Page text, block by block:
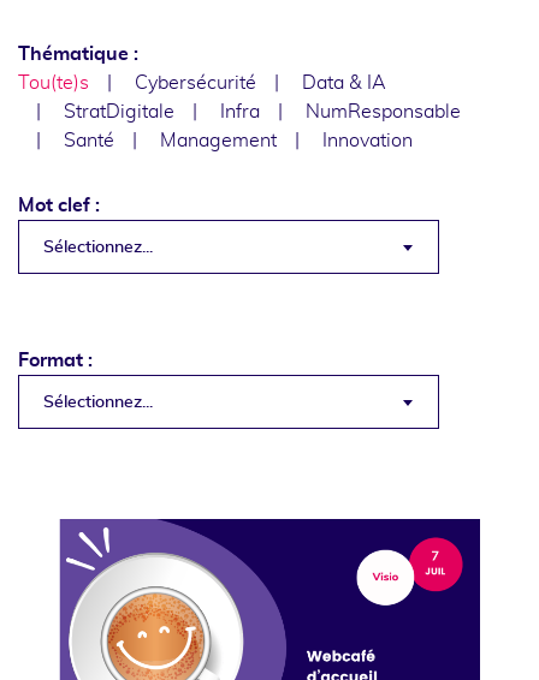
Thématique :
Tou(te)s
Cybersécurité
Data & IA
StratDigitale
Infra
NumResponsable
Santé
Management Innovation
Mot clef :
Sélectionnez...
Format :
Sélectionnez...